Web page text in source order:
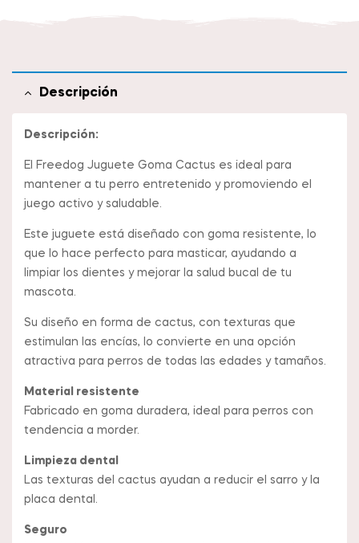
Descripción
Descripción:
El Freedog Juguete Goma Cactus es ideal para
mantener a tu perro entretenido y promoviendo el
juego activo y saludable.
Este juguete está diseñado con goma resistente, lo
que lo hace perfecto para masticar, ayudando a
limpiar los dientes y mejorar la salud bucal de tu
mascota.
Su diseño en forma de cactus, con texturas que
estimulan las encías, lo convierte en una opción
atractiva para perros de todas las edades y tamaños.
Material resistente
Fabricado en goma duradera, ideal para perros con
tendencia a morder.
Limpieza dental
Las texturas del cactus ayudan a reducir el sarro y la
placa dental.
Seguro